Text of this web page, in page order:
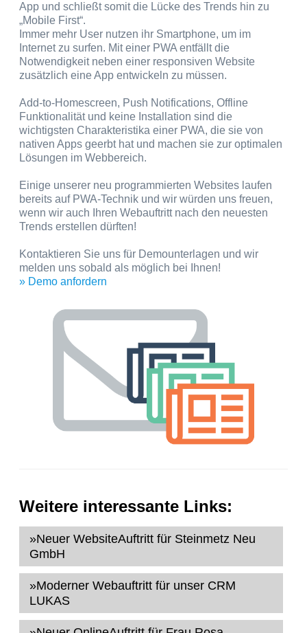
App und schließt somit die Lücke des Trends hin zu
„Mobile First“.
Immer mehr User nutzen ihr Smartphone, um im
Internet zu surfen. Mit einer PWA entfällt die
Notwendigkeit neben einer responsiven Website
zusätzlich eine App entwickeln zu müssen.
Add-to-Homescreen, Push Notifications, Offline
Funktionalität und keine Installation sind die
wichtigsten Charakteristika einer PWA, die sie von
nativen Apps geerbt hat und machen sie zur optimalen
Lösungen im Webbereich.
Einige unserer neu programmierten Websites laufen
bereits auf PWA-Technik und wir würden uns freuen,
wenn wir auch Ihren Webauftritt nach den neuesten
Trends erstellen dürften!
Kontaktieren Sie uns für Demounterlagen und wir
melden uns sobald als möglich bei Ihnen!
» Demo anfordern
Weitere interessante Links:
»Neuer WebsiteAuftritt für Steinmetz Neu
GmbH
»Moderner Webauftritt für unser CRM
LUKAS